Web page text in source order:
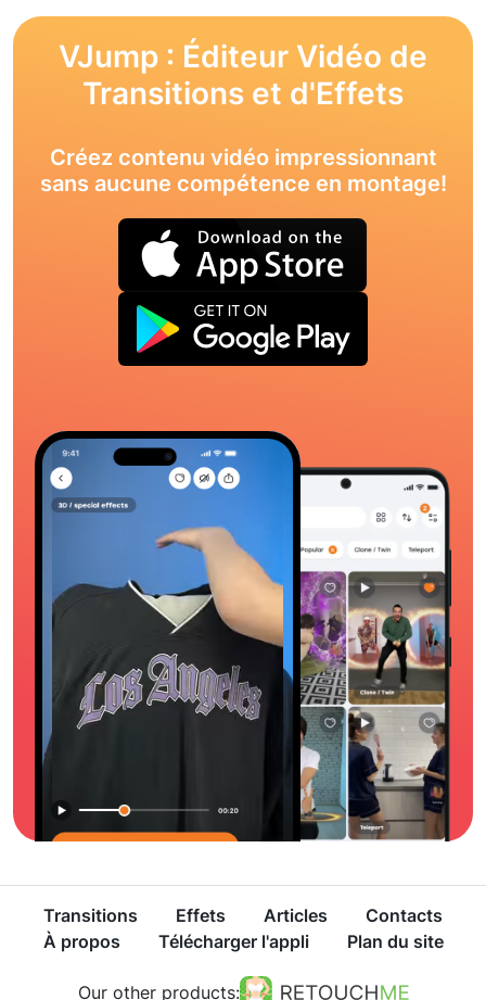
VJump : Éditeur Vidéo de
Transitions et d'Effets
Créez contenu vidéo impressionnant
sans aucune compétence en montage!
Transitions Effets Articles
Contacts
À propos
Télécharger l'appli Plan du site
Our other products: